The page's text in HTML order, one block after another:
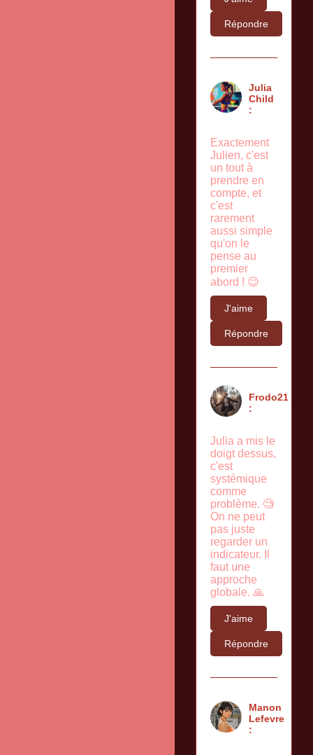
Répondre
Julia
Child
:
Exactement
Julien, c'est
un tout à
prendre en
compte, et
c'est
rarement
aussi simple
qu'on le
pense au
premier
abord ! 😉
J'aime
Répondre
Frodo21
:
Julia a mis le
doigt dessus,
c'est
systémique
comme
problème. 🧐
On ne peut
pas juste
regarder un
indicateur. Il
faut une
approche
globale. 🙏
J'aime
Répondre
Manon
Lefevre
: